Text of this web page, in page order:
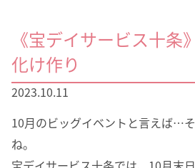
個人情報保護方針
《宝デイサービス十条
化け作り
2023.10.11
10月のビッグイベントと言えば…
ね。